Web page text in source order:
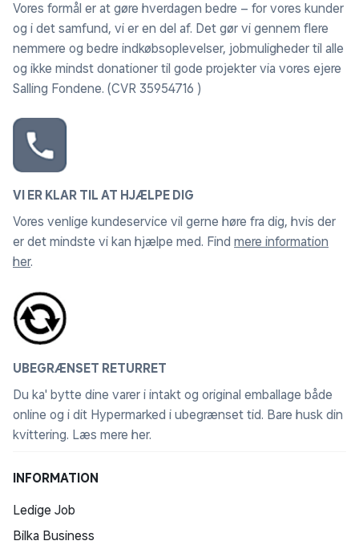
Vores formål er at gøre hverdagen bedre – for vores kunder
og i det samfund, vi er en del af. Det gør vi gennem flere
nemmere og bedre indkøbsoplevelser, jobmuligheder til alle
og ikke mindst donationer til gode projekter via vores ejere
Salling Fondene. (CVR 35954716 )
VI ER KLAR TIL AT HJÆLPE DIG
Vores venlige kundeservice vil gerne høre fra dig, hvis der
er det mindste vi kan hjælpe med. Find mere information
her.
UBEGRÆNSET RETURRET
Du ka' bytte dine varer i intakt og original emballage både
online og i dit Hypermarked i ubegrænset tid. Bare husk din
kvittering. Læs mere her.
INFORMATION
Ledige Job
Bilka Business